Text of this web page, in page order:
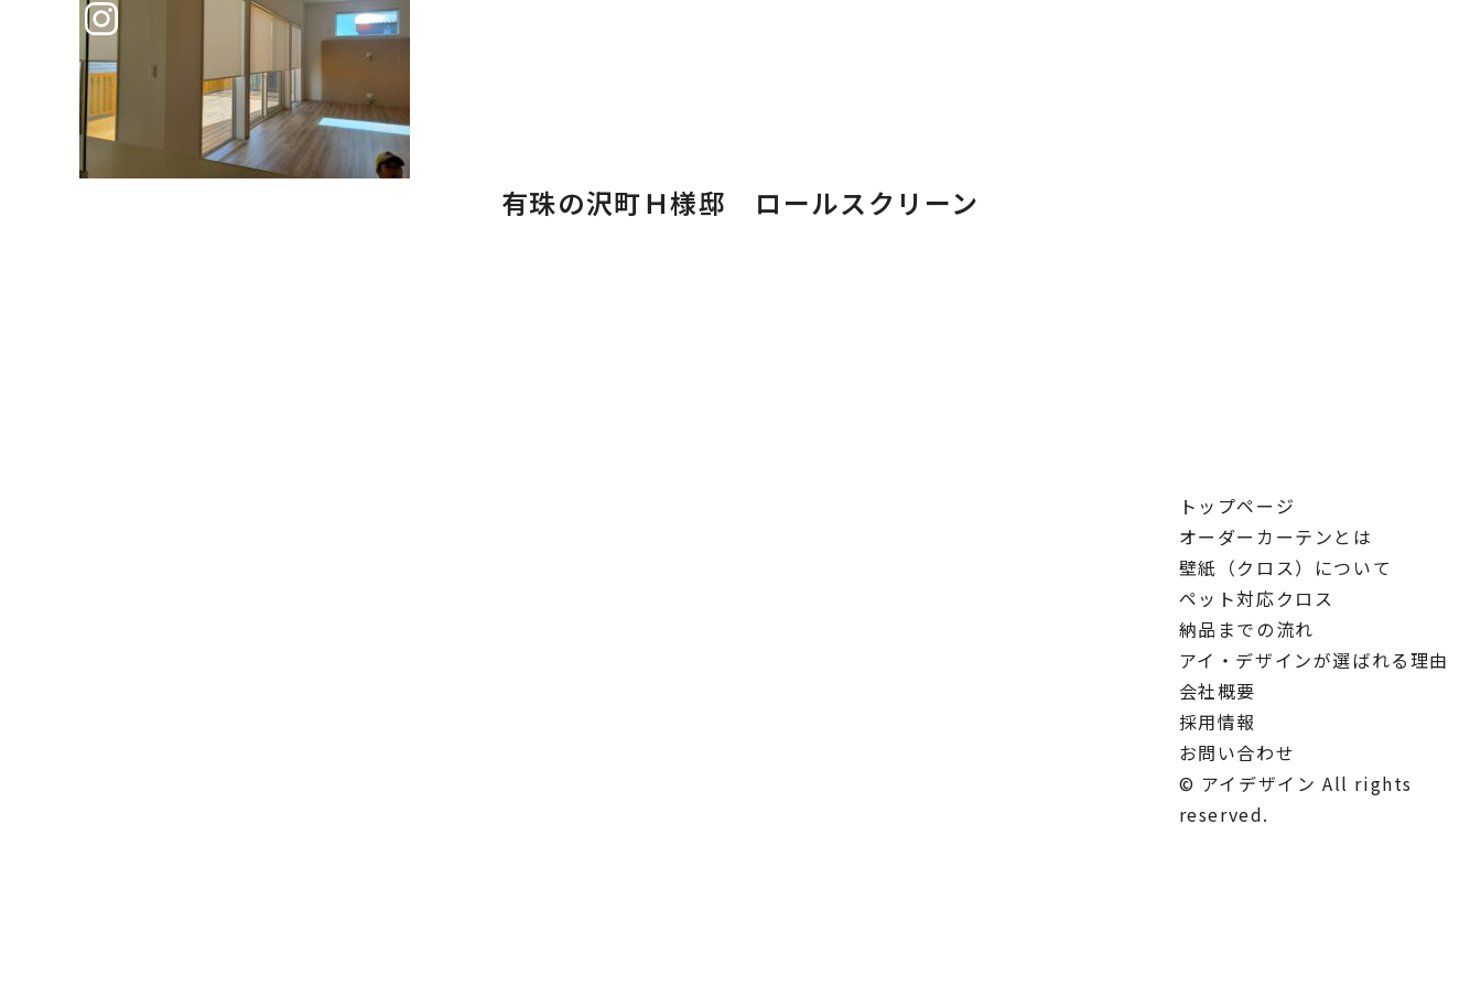
有珠の沢町Ｈ様邸 ロールスクリーン
トップページ
オーダーカーテンとは
壁紙（クロス）について
ペット対応クロス
納品までの流れ
アイ・デザインが選ばれる理由
会社概要
採用情報
お問い合わせ
© アイデザイン All rights
reserved.